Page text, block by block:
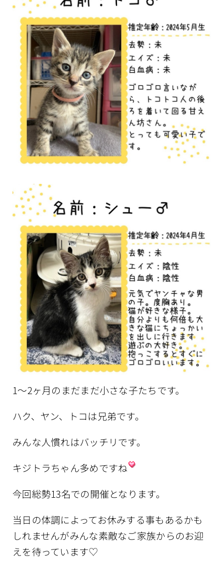
1〜2ヶ月のまだまだ小さな子たちです。
ハク、ヤン、トコは兄弟です。
みんな人慣れはバッチリです。
キジトラちゃん多めですね
今回総勢13名での開催となります。
当日の体調によってお休みする事もあるかも
しれませんがみんな素敵なご家族からのお迎
えを待っています♡